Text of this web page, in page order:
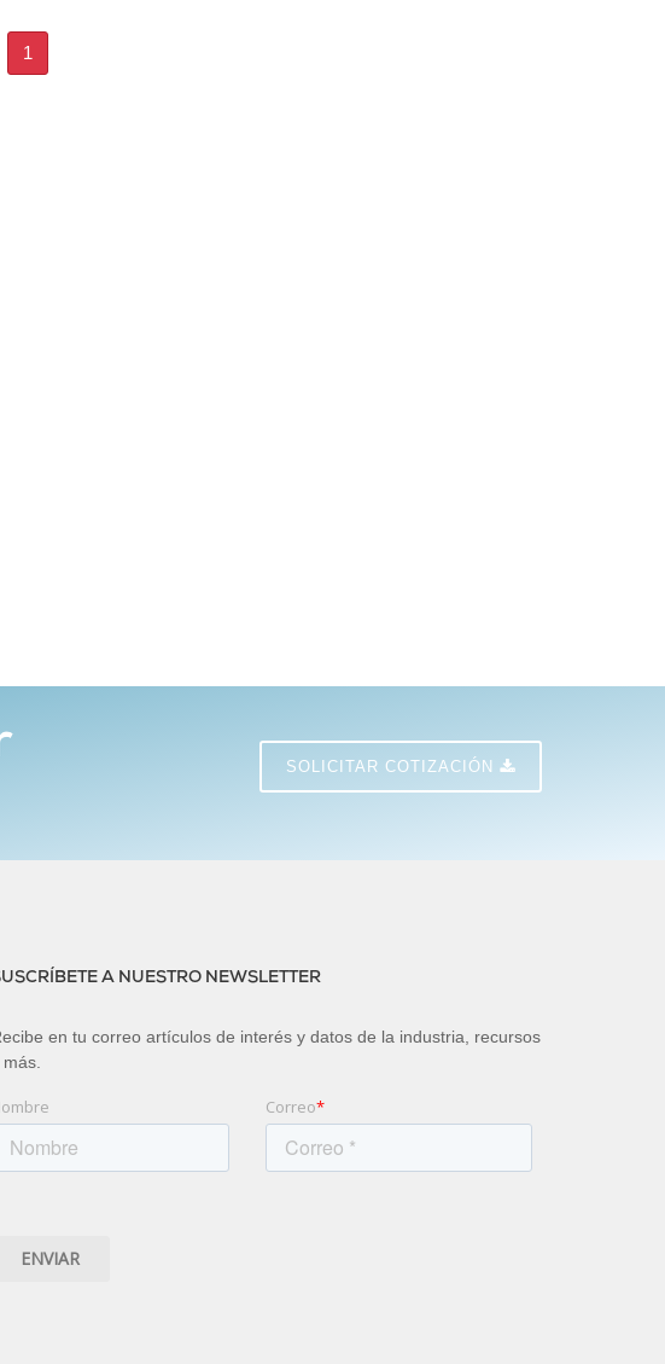
1
SOLICITAR COTIZACIÓN
A NUESTRO NEWSLETTER
en tu correo artículos de interés y datos de la industria, recursos
Correo*